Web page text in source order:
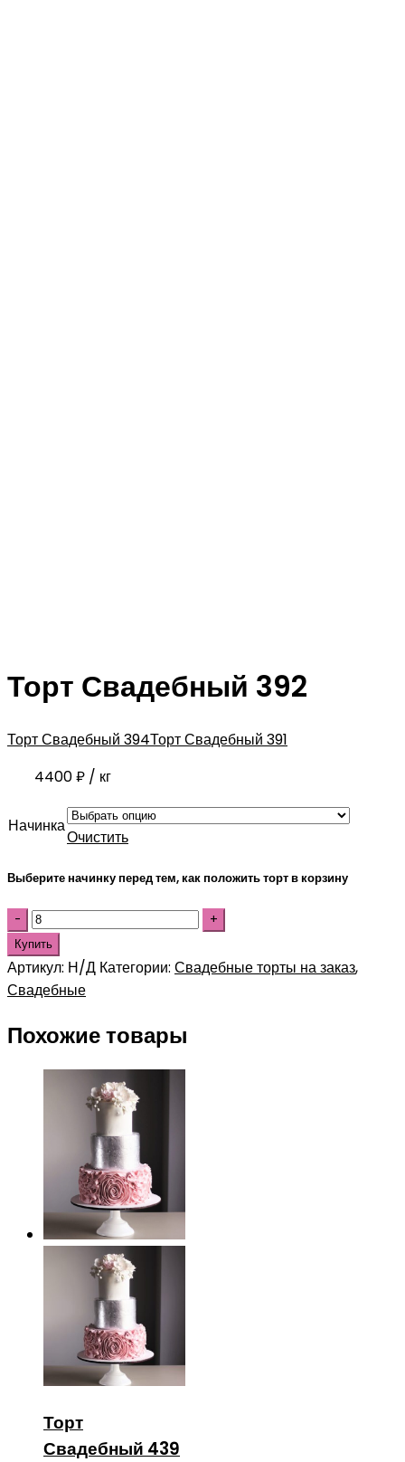
Торт Свадебный 392
Торт Свадебный 394Торт Свадебный 391
4400₽ / кг
Начинка
Очистить
Выберите начинку перед тем, как положить торт в корзину
Купить
Артикул: Н/Д Категории: Свадебные торты на заказ,
Свадебные
Похожие товары
Торт
Свадебный 439